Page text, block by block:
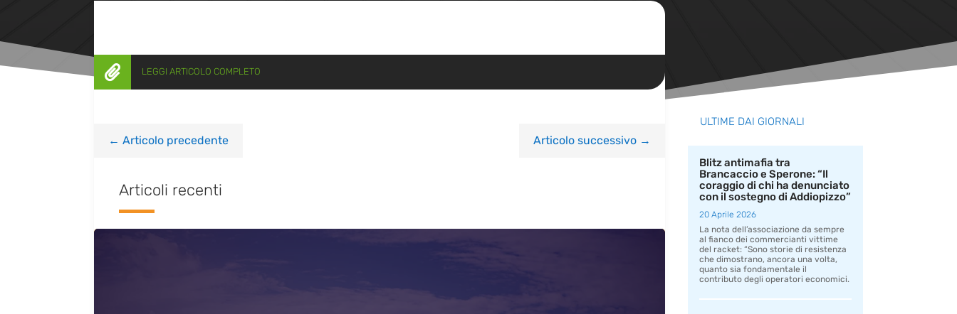
 LEGGI ARTICOLO COMPLETO
← Articolo precedente Articolo successivo→
Articoli recenti
ULTIME DAI GIORNALI
Blitz antimafia tra
Brancaccio e Sperone: “Il
coraggio di chi ha denunciato
con il sostegno di Addiopizzo”
20 Aprile 2026
La nota dell’associazione da sempre
al fianco dei commercianti vittime
del racket: “Sono storie di resistenza
che dimostrano, ancora una volta,
quanto sia fondamentale il
contributo degli operatori economici.